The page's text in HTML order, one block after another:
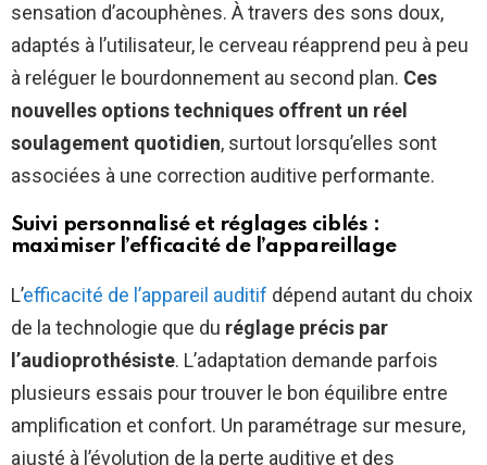
sensation d’acouphènes. À travers des sons doux,
adaptés à l’utilisateur, le cerveau réapprend peu à peu
à reléguer le bourdonnement au second plan. Ces
nouvelles options techniques offrent un réel
soulagement quotidien, surtout lorsqu’elles sont
associées à une correction auditive performante.
Suivi personnalisé et réglages ciblés :
maximiser l’efficacité de l’appareillage
L’efficacité de l’appareil auditif dépend autant du choix
de la technologie que du réglage précis par
l’audioprothésiste. L’adaptation demande parfois
plusieurs essais pour trouver le bon équilibre entre
amplification et confort. Un paramétrage sur mesure,
ajusté à l’évolution de la perte auditive et des